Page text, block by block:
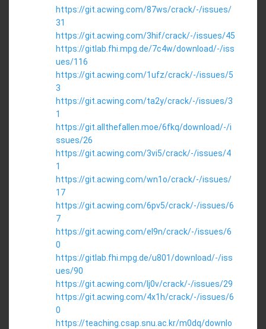
https://git.acwing.com/87ws/crack/-/issues/
31
https://git.acwing.com/3hif/crack/-/issues/45
https://gitlab.fhi.mpg.de/7c4w/download/-/iss
ues/116
https://git.acwing.com/1ufz/crack/-/issues/5
3
https://git.acwing.com/ta2y/crack/-/issues/3
1
https://git.allthefallen.moe/6fkq/download/-/i
ssues/26
https://git.acwing.com/3vi5/crack/-/issues/4
1
https://git.acwing.com/wn1o/crack/-/issues/
17
https://git.acwing.com/6pv5/crack/-/issues/6
7
https://git.acwing.com/el9n/crack/-/issues/6
0
https://gitlab.fhi.mpg.de/u801/download/-/iss
ues/90
https://git.acwing.com/lj0v/crack/-/issues/29
https://git.acwing.com/4x1h/crack/-/issues/6
0
https://teaching.csap.snu.ac.kr/m0dq/downlo